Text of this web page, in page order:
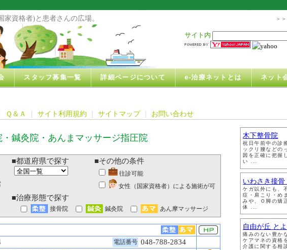
資格者)と患者さんの広場。 ＞
サイト内
スタッフ募集一覧 詳細ページについて e-治療ネットとは ネット
Ｑ＆Ａ サイト利用規約 サイトマップ｜ お問い合わせ
木下整骨院
祝日午前中の診
ックリ腰などの
因を正確に把握
い ...
いわさき接骨
ケガ以外にも、
症・肩こり・め
みや、Ｏ脚の矯
体 ...
自由が丘 と
痛みのない豊か
ケアマネの資格
介護に関する相
鍼灸院・あんまマッサージ指圧院
■都道府県で探す ■その他の条件
往診可能
女性（国家資格者）による施術が可
■治療形態で探す
接骨院 鍼灸院 あん摩マッサージ
電話番号 048-788-2834